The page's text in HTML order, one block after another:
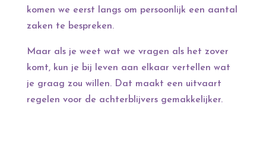
komen we eerst langs om persoonlijk een aantal
zaken te bespreken.
Maar als je weet wat we vragen als het zover
komt, kun je bij leven aan elkaar vertellen wat
je graag zou willen. Dat maakt een uitvaart
regelen voor de achterblijvers gemakkelijker.